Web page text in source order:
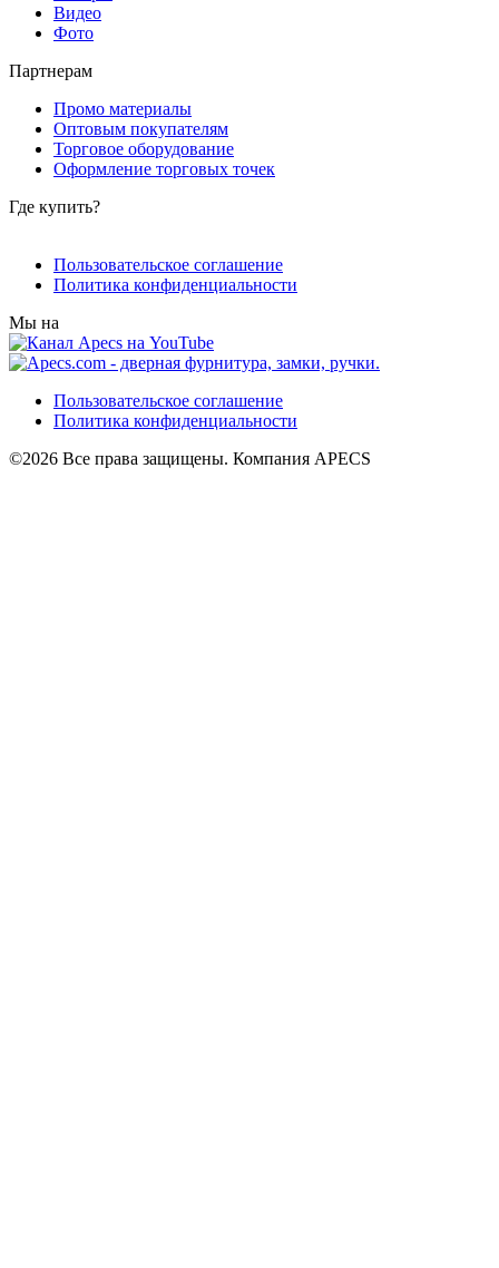
Видео
Фото
Партнерам
Промо материалы
Оптовым покупателям
Торговое оборудование
Оформление торговых точек
Где купить?
Пользовательское соглашение
Политика конфиденциальности
Мы на
Пользовательское соглашение
Политика конфиденциальности
©2026 Все права защищены. Компания APECS